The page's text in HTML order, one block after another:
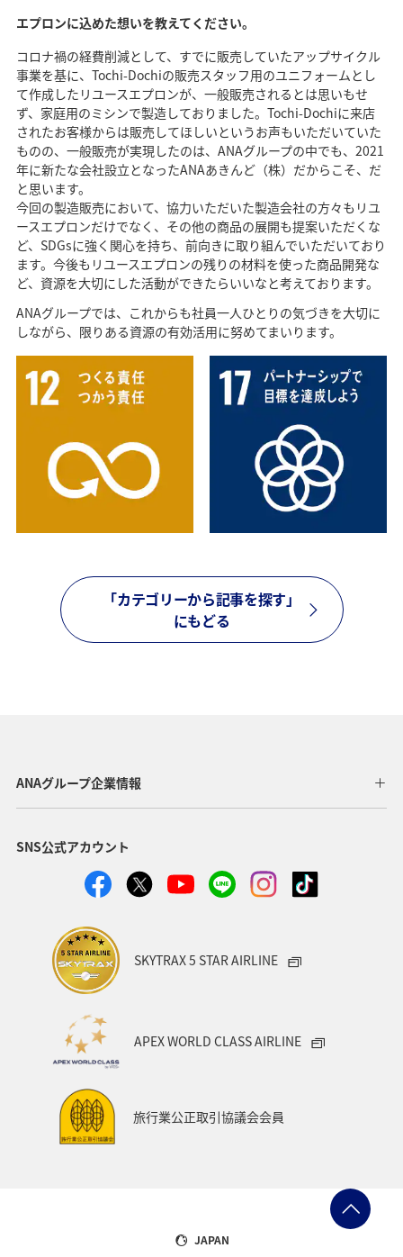
エプロンに込めた想いを教えてください。
コロナ禍の経費削減として、すでに販売していたアップサイクル
事業を基に、Tochi-Dochiの販売スタッフ用のユニフォームとし
て作成したリユースエプロンが、一般販売されるとは思いもせ
ず、家庭用のミシンで製造しておりました。Tochi-Dochiに来店
されたお客様からは販売してほしいというお声もいただいていた
ものの、一般販売が実現したのは、ANAグループの中でも、2021
年に新たな会社設立となったANAあきんど（株）だからこそ、だ
と思います。
今回の製造販売において、協力いただいた製造会社の方々もリユ
ースエプロンだけでなく、その他の商品の展開も提案いただくな
ど、SDGsに強く関心を持ち、前向きに取り組んでいただいており
ます。今後もリユースエプロンの残りの材料を使った商品開発な
ど、資源を大切にした活動ができたらいいなと考えております。
ANAグループでは、これからも社員一人ひとりの気づきを大切に
しながら、限りある資源の有効活用に努めてまいります。
「カテゴリーから記事を探す」
にもどる
ANAグループ企業情報
SNS公式アカウント
SKYTRAX 5 STAR AIRLINE
APEX WORLD CLASS AIRLINE
旅行業公正取引協議会会員
JAPAN